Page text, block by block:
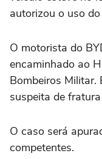
autorizou o uso
O motorista do
encaminhado ao
Bombeiros Militar.
suspeita de
O caso será
competentes.